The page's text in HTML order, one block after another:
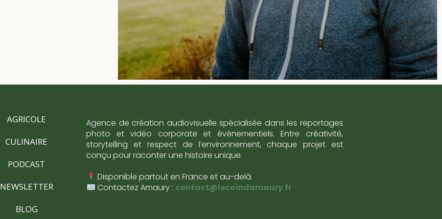
AGRICOLE
CULINAIRE
PODCAST
NEWSLETTER
BLOG
Agence de création audiovisuelle spécialisée dans les reportages
photo et vidéo corporate et événementiels. Entre créativité,
storytelling et respect de l’environnement, chaque projet est
conçu pour raconter une histoire unique.
Disponible partout en France et au-delà.
Contactez Amaury : contact@lecoindamaury.fr